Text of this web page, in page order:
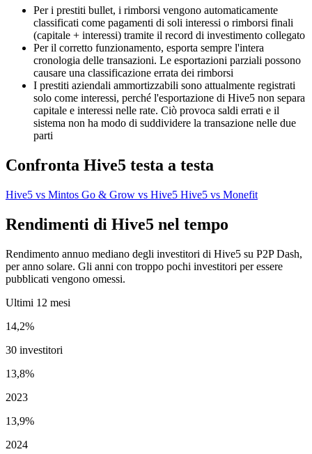
Per i prestiti bullet, i rimborsi vengono automaticamente
classificati come pagamenti di soli interessi o rimborsi finali
(capitale + interessi) tramite il record di investimento collegato
Per il corretto funzionamento, esporta sempre l'intera
cronologia delle transazioni. Le esportazioni parziali possono
causare una classificazione errata dei rimborsi
I prestiti aziendali ammortizzabili sono attualmente registrati
solo come interessi, perché l'esportazione di Hive5 non separa
capitale e interessi nelle rate. Ciò provoca saldi errati e il
sistema non ha modo di suddividere la transazione nelle due
parti
Confronta Hive5 testa a testa
Hive5 vs Mintos Go & Grow vs Hive5 Hive5 vs Monefit
Rendimenti di Hive5 nel tempo
Rendimento annuo mediano degli investitori di Hive5 su P2P Dash,
per anno solare. Gli anni con troppo pochi investitori per essere
pubblicati vengono omessi.
Ultimi 12 mesi
14,2%
30 investitori
13,8%
2023
13,9%
2024